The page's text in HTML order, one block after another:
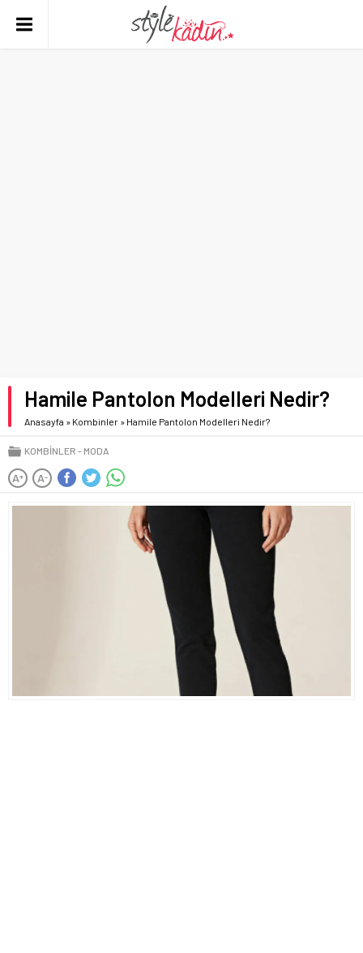
Hamile Pantolon Modelleri Nedir?
Anasayfa » Kombinler » Hamile Pantolon Modelleri Nedir?
KOMBINLER MODA
A+ A-